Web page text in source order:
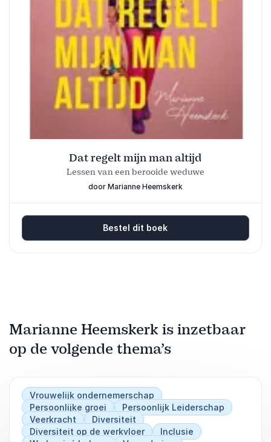
Dat regelt mijn man altijd
Lessen van een berooide weduwe
door Marianne Heemskerk
Bestel dit boek
Marianne Heemskerk is inzetbaar
op de volgende thema’s
Vrouwelijk ondernemerschap
Persoonlijke groei
Persoonlijk Leiderschap
Veerkracht
Diversiteit
Diversiteit op de werkvloer
Inclusie